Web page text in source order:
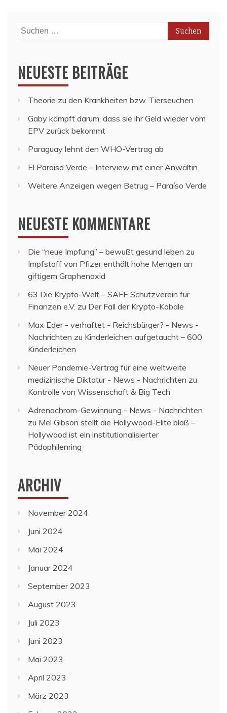
Suchen
nach:
NEUESTE BEITRÄGE
Theorie zu den Krankheiten bzw. Tierseuchen
Gaby kämpft darum, dass sie ihr Geld wieder vom
EPV zurück bekommt
Paraguay lehnt den WHO-Vertrag ab
El Paraiso Verde – Interview mit einer Anwältin
Weitere Anzeigen wegen Betrug – Paraíso Verde
NEUESTE KOMMENTARE
Die “neue Impfung” – bewußt gesund leben zu
Impfstoff von Pfizer enthält hohe Mengen an
giftigem Graphenoxid
63 Die Krypto-Welt – SAFE Schutzverein für
Finanzen e.V. zu Der Fall der Krypto-Kabale
Max Eder - verhaftet - Reichsbürger? - News -
Nachrichten zu Kinderleichen aufgetaucht – 600
Kinderleichen
Neuer Pandemie-Vertrag für eine weltweite
medizinische Diktatur - News - Nachrichten zu
Kontrolle von Wissenschaft & Big Tech
Adrenochrom-Gewinnung - News - Nachrichten
zu Mel Gibson stellt die Hollywood-Elite bloß –
Hollywood ist ein institutionalisierter
Pädophilenring
ARCHIV
November 2024
Juni 2024
Mai 2024
Januar 2024
September 2023
August 2023
Juli 2023
Juni 2023
Mai 2023
April 2023
März 2023